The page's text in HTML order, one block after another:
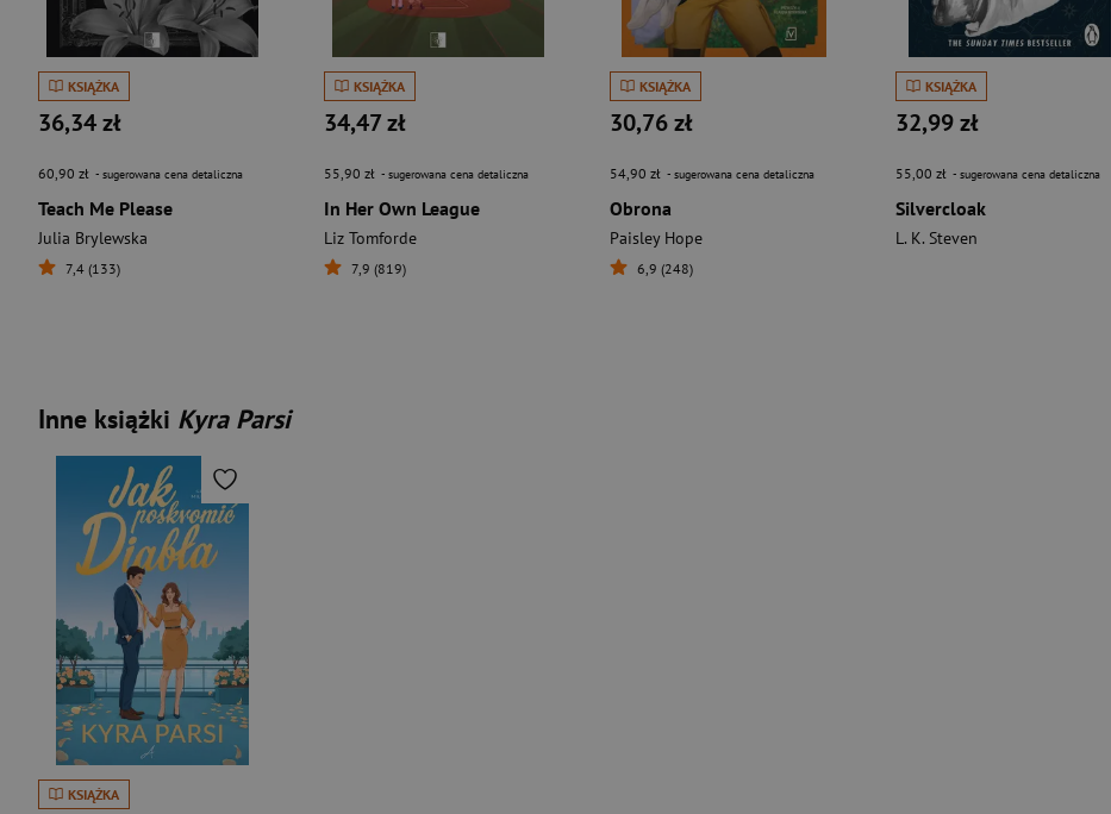
KSIĄŻKA
36,34 zł
60,90 zł - sugerowana cena detaliczna
Teach Me Please
Julia Brylewska
7,4 (133)
KSIĄŻKA
34,47 zł
55,90 zł - sugerowana cena detaliczna
In Her Own League
Liz Tomforde
7,9 (819)
KSIĄŻKA
30,76 zł
54,90 zł - sugerowana cena detaliczna
Obrona
Paisley Hope
6,9 (248)
KSIĄŻKA
32,99 zł
55,00 zł - sugerowana cena detaliczna
Silvercloak
L. K. Steven
Inne książki Kyra Parsi
KSIĄŻKA